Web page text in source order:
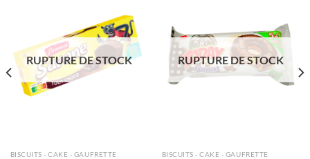
de
souhaits
RUPTURE DE STOCK
BISCUITS - CAKE - GAUFRETTE
souhaits
RUPTURE DE STOCK
BISCUITS - CAKE - GAUFRETTE